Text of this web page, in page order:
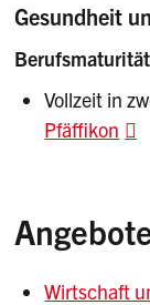
Gesundheit
Vollzeit in
Pfäffikon
Wirtschaft